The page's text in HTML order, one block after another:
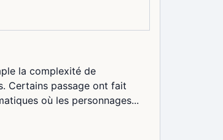
la complexité de
Certains passage ont fait
où les personnages...